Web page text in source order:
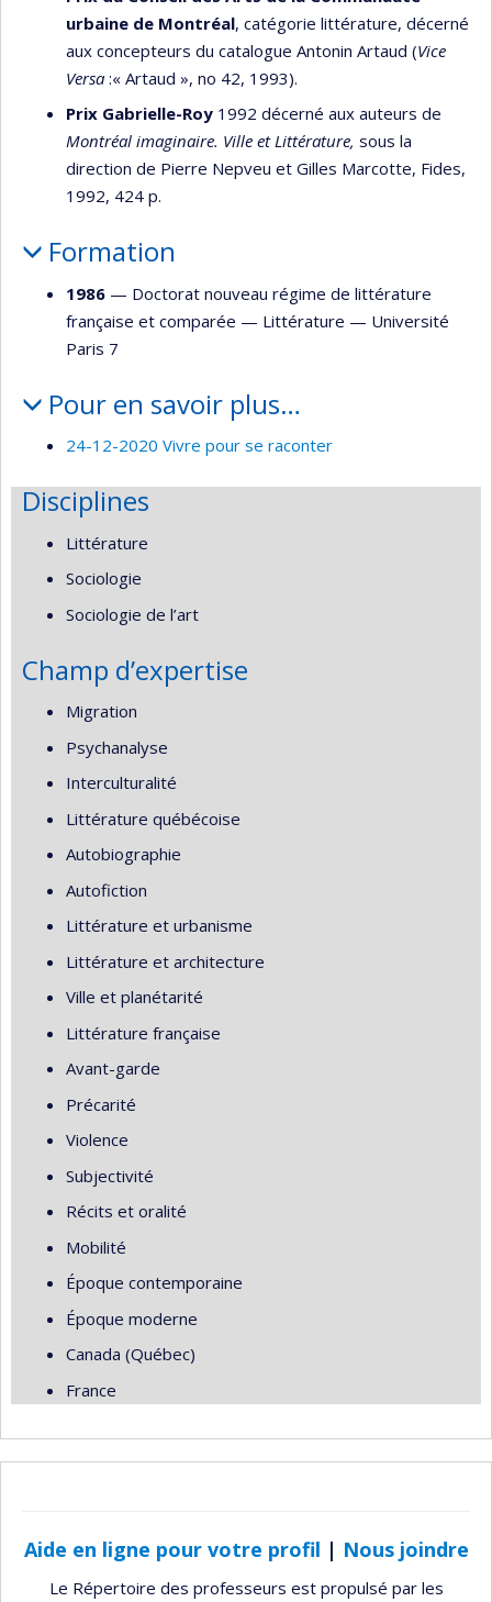
urbaine de Montréal, catégorie littérature, décerné
aux concepteurs du catalogue Antonin Artaud (Vice
Versa :« Artaud », no 42, 1993).
Prix Gabrielle-Roy 1992 décerné aux auteurs de
Montréal imaginaire. Ville et Littérature, sous la
direction de Pierre Nepveu et Gilles Marcotte, Fides,
1992, 424 p.
Formation
1986 — Doctorat nouveau régime de littérature
française et comparée — Littérature — Université
Paris 7
Pour en savoir plus…
24-12-2020 Vivre pour se raconter
Disciplines
Littérature
Sociologie
Sociologie de l’art
Champ d’expertise
Migration
Psychanalyse
Interculturalité
Littérature québécoise
Autobiographie
Autofiction
Littérature et urbanisme
Littérature et architecture
Ville et planétarité
Littérature française
Avant-garde
Précarité
Violence
Subjectivité
Récits et oralité
Mobilité
Époque contemporaine
Époque moderne
Canada (Québec)
France
Aide en ligne pour votre profil | Nous joindre
Le Répertoire des professeurs est propulsé par les